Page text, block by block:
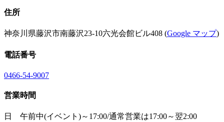
住所
神奈川県藤沢市南藤沢23-10六光会館ビル408 (Google マップ)
電話番号
0466-54-9007
営業時間
日 午前中(イベント)～17:00/通常営業は17:00～翌2:00